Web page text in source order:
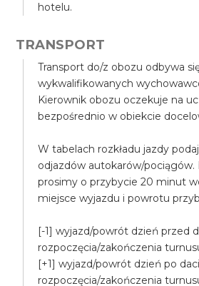
hotelu.
TRANSPORT
Transport do/z obozu odbywa
wykwalifikowanych
Kierownik obozu oczekuje na
bezpośrednio w obiekcie
W tabelach rozkładu jazdy
odjazdów autokarów/pociągów.
prosimy o przybycie 20 minut
miejsce wyjazdu i powrotu
[-1] wyjazd/powrót dzień przed
rozpoczęcia/zakończenia
[+1] wyjazd/powrót dzień po
rozpoczęcia/zakończenia